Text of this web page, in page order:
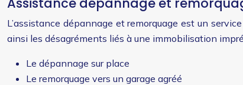
L’assistance dépannage et remorquage est un
ainsi les désagréments liés à une immobilisation
Le dépannage sur place
Le remorquage vers un garage agréé